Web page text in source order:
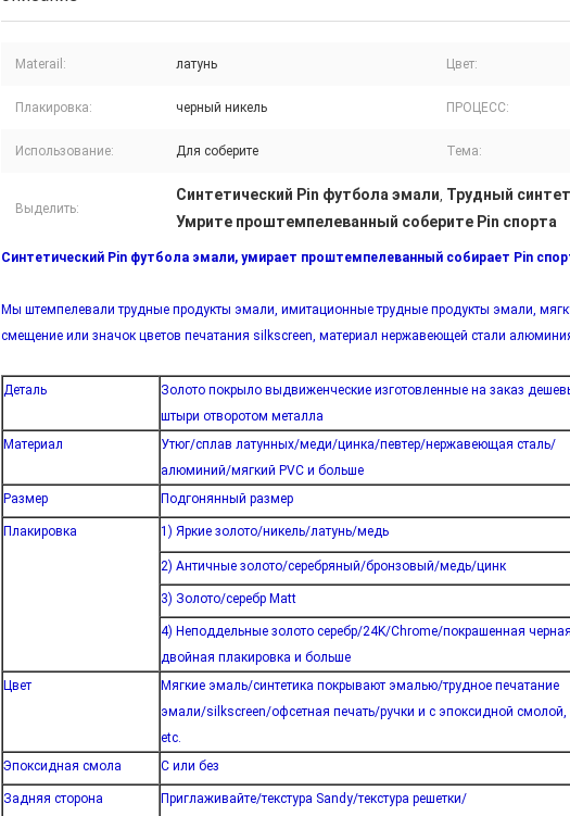
Materail: латунь Цвет:
Плакировка: черный никель ПРОЦЕСС:
Использование: Для соберите Тема:
Выделить:
Синтетический Pin футбола эмали, Трудный
Умрите проштемпелеванный соберите Pin спорта
Синтетический Pin футбола эмали, умирает проштемпелеванный собирает Pin
Мы штемпелевали трудные продукты эмали, имитационные трудные продукты эмали,
смещение или значок цветов печатания silkscreen, материал нержавеющей стали
Деталь
Золото покрыло выдвиженческие изготовленные на заказ
штыри отворотом металла
Материал
Утюг/сплав латунных/меди/цинка/певтер/нержавеющая сталь/
алюминий/мягкий PVC и больше
Размер
Подгонянный размер
Плакировка 1) Яркие золото/никель/латунь/медь
2) Античные золото/серебряный/бронзовый/медь/цинк
3) Золото/серебр Matt
4) Неподдельные золото серебр/24K/Chrome/покрашенная
двойная плакировка и больше
Цвет
Мягкие эмаль/синтетика покрывают эмалью/трудное печатание
эмали/silkscreen/офсетная печать/ручки и с эпоксидной смолой,
etc.
Эпоксидная смола
С или без
Задняя сторона
Приглаживайте/текстура Sandy/текстура решетки/